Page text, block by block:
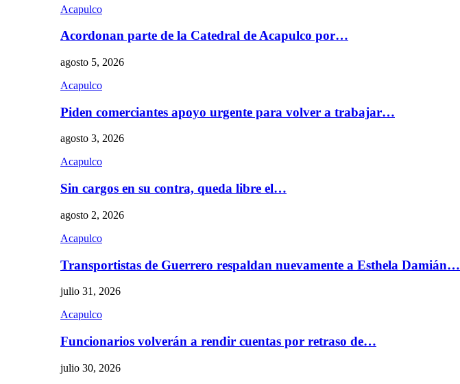
Acapulco
Acordonan parte de la Catedral de Acapulco por…
agosto 5, 2026
Acapulco
Piden comerciantes apoyo urgente para volver a trabajar…
agosto 3, 2026
Acapulco
Sin cargos en su contra, queda libre el…
agosto 2, 2026
Acapulco
Transportistas de Guerrero respaldan nuevamente a Esthela Damián…
julio 31, 2026
Acapulco
Funcionarios volverán a rendir cuentas por retraso de…
julio 30, 2026